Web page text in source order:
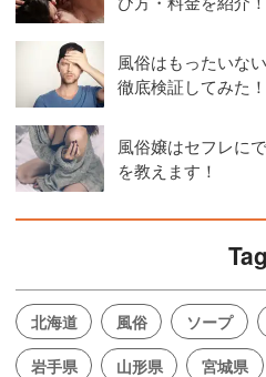
風俗はもったいな
徹底検証してみた！
風俗嬢はセフレに
を教えます！
Tag
北海道 風俗 ソープ
岩手県
山形県 宮城県